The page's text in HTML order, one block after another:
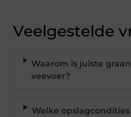
Veelgestelde
Waarom is juiste
veevoer?
Welke